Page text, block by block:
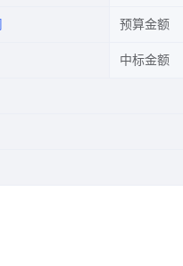
预算金额
中标金额